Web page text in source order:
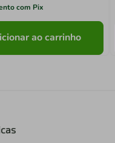
com Pix
ao carrinho